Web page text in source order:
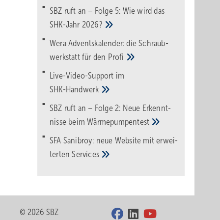
SBZ ruft an – Folge 5: Wie wird das
SHK-Jahr 2026?
Wera Adventskalender: die Schraub­
werk­statt für den Pro­fi
Live-Video-Support im
SHK-Handwerk
SBZ ruft an – Folge 2: Neue Erkennt­
nisse beimWärme­pumpen­test
SFA Sanibroy: neue Web­site mit erwei­
tertenServices
© 2026 SBZ